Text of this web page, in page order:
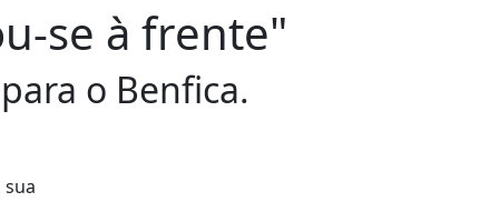
se à frente"
o Benfica.